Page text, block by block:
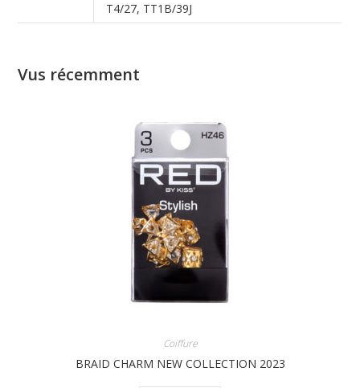
T4/27, TT1B/39J
Vus récemment
Coiffure
BRAID CHARM NEW COLLECTION 2023